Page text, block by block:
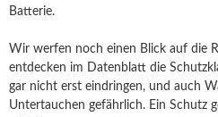
Batterie.
Wir werfen noch einen Blick auf die
entdecken im Datenblatt die
gar nicht erst eindringen, und auch
Untertauchen gefährlich. Ein Schutz